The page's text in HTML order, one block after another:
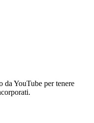
da YouTube per tenere